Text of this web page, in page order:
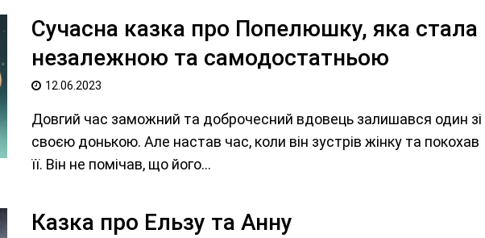
Сучасна казка про Попелюшку, яка стала
незалежною та самодостатньою
12.06.2023
Довгий час заможний та доброчесний вдовець залишався один зі
своєю донькою. Але настав час, коли він зустрів жінку та покохав
її. Він не помічав, що його...
Казка про Ельзу та Анну